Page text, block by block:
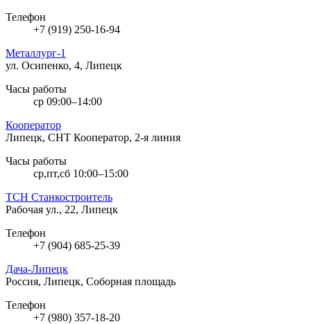
Телефон
+7 (919) 250-16-94
Металлург-1
ул. Осипенко, 4, Липецк
Часы работы
ср 09:00–14:00
Кооператор
Липецк, СНТ Кооператор, 2-я линия
Часы работы
ср,пт,сб 10:00–15:00
ТСН Станкостроитель
Рабочая ул., 22, Липецк
Телефон
+7 (904) 685-25-39
Дача-Липецк
Россия, Липецк, Соборная площадь
Телефон
+7 (980) 357-18-20